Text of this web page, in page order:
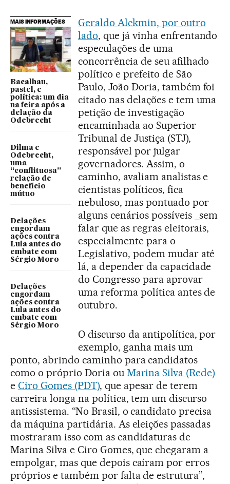
MAIS INFORMAÇÕES
Bacalhau,
pastel, e
política: um dia
na feira após a
delação da
Odebrecht
Dilma e
Odebrecht,
uma
“conflituosa”
relação de
benefício
mútuo
Delações
engordam
ações contra
Lula antes do
embate com
Sérgio Moro
Delações
engordam
ações contra
Lula antes do
embate com
Sérgio Moro
Geraldo Alckmin, por outro
lado, que já vinha enfrentando
especulações de uma
concorrência de seu afilhado
político e prefeito de São
Paulo, João Doria, também foi
citado nas delações e tem uma
petição de investigação
encaminhada ao Superior
Tribunal de Justiça (STJ),
responsável por julgar
governadores. Assim, o
caminho, avaliam analistas e
cientistas políticos, fica
nebuloso, mas pontuado por
alguns cenários possíveis _sem
falar que as regras eleitorais,
especialmente para o
Legislativo, podem mudar até
lá, a depender da capacidade
do Congresso para aprovar
uma reforma política antes de
outubro.
O discurso da antipolítica, por
exemplo, ganha mais um
ponto, abrindo caminho para candidatos
como o próprio Doria ou Marina Silva (Rede)
e Ciro Gomes (PDT), que apesar de terem
carreira longa na política, tem um discurso
antissistema. “No Brasil, o candidato precisa
da máquina partidária. As eleições passadas
mostraram isso com as candidaturas de
Marina Silva e Ciro Gomes, que chegaram a
empolgar, mas que depois caíram por erros
próprios e também por falta de estrutura”,